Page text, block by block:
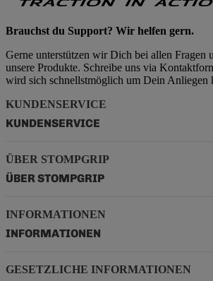
Brauchst du Support? Wir helfen gern.
Gerne unterstützen wir Dich bei allen Fragen
unsere Produkte. Schreibe uns via
wird sich schnellstmöglich um Dein Anliegen
KUNDENSERVICE
KUNDENSERVICE
ÜBER STOMPGRIP
ÜBER STOMPGRIP
INFORMATIONEN
INFORMATIONEN
GESETZLICHE INFORMATIONEN